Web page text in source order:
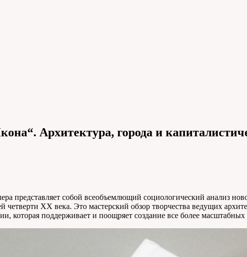
Архитектура, города и
представляет собой всеобъемлющий социологический анализ
четверти ХХ века. Это мастерский обзор творчества ведущих
которая поддерживает и поощряет создание все более